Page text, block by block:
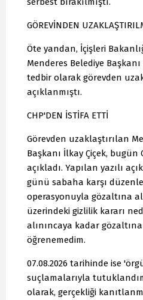
GÖREVİNDEN
Öte yandan, İçişleri
Menderes Belediye
tedbir olarak görevden
açıklanmıştı.
CHP'DEN İSTİFA ETTİ
Görevden uzaklaştırılan
Başkanı İlkay Çiçek,
açıkladı. Yapılan yazılı
günü sabaha karşı
operasyonuyla gözaltına
üzerindeki gizlilik kararı
alınıncaya kadar
öğrenemedim.
07.08.2026 tarihinde ise
suçlamalarıyla
olarak, gerçekliği